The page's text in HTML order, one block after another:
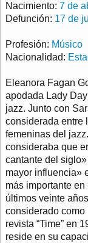
Nacimiento: 7 de
Defunción: 17 de
Profesión: Músico
Nacionalidad:
Eleanora Fagan
apodada Lady
jazz. Junto con
considerada entre
femeninas del
consideraba que
cantante del
mayor influencia»
más importante
últimos veinte
considerado
revista “Time” en
reside en su